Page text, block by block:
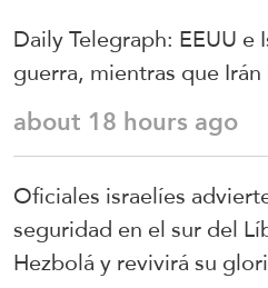
Daily Telegraph: EEUU
guerra, mientras que
about 18 hours ago
Oficiales israelíes
seguridad en el sur del
Hezbolá y revivirá su